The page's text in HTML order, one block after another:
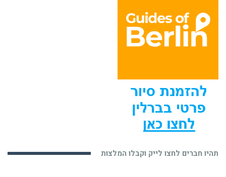
תהיו חברים לחצו לייק וקבלו המלצות